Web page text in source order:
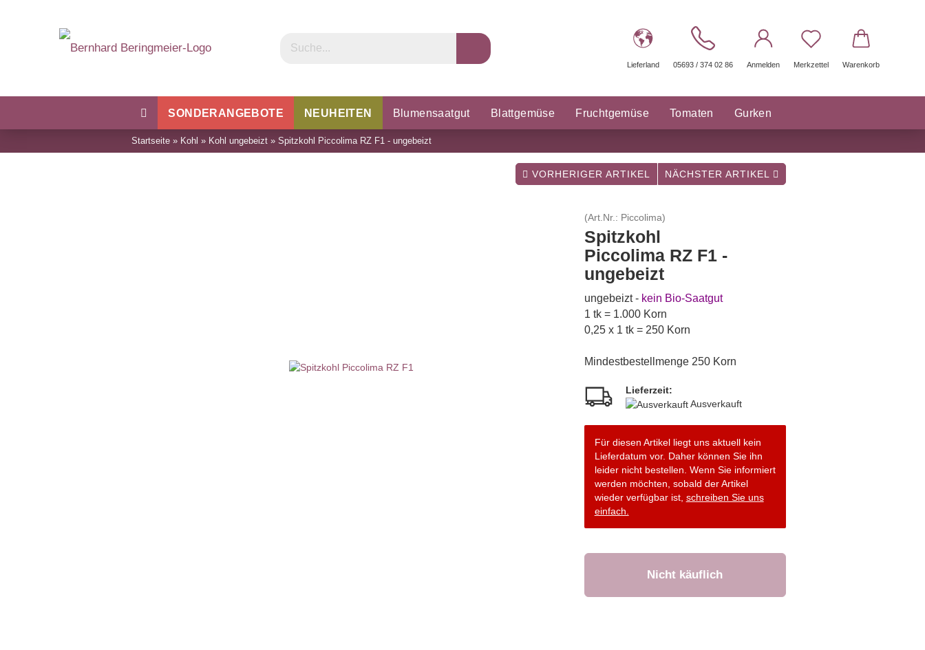
Lieferland 05693 / 374 02 86 Anmelden Merkzettel Warenkorb
SONDERANGEBOTE NEUHEITEN Blumensaatgut Blattgemüse Fruchtgemüse Tomaten Gurken
Kohl Bohnen & Erbsen Wurzel & Knollen Microgreens
Startseite » Kohl » Kohl ungebeizt » Spitzkohl Piccolima RZ F1 - ungebeizt
VORHERIGER ARTIKEL NÄCHSTER ARTIKEL
(Art.Nr.: Piccolima)
Spitzkohl
Piccolima RZ F1 -
ungebeizt
ungebeizt - kein Bio-Saatgut
1 tk = 1.000 Korn
0,25 x 1 tk = 250 Korn
Mindestbestellmenge 250 Korn
Lieferzeit:
Ausverkauft
Für diesen Artikel liegt uns aktuell kein
Lieferdatum vor. Daher können Sie ihn
leider nicht bestellen. Wenn Sie informiert
werden möchten, sobald der Artikel
wieder verfügbar ist, schreiben Sie uns
einfach.